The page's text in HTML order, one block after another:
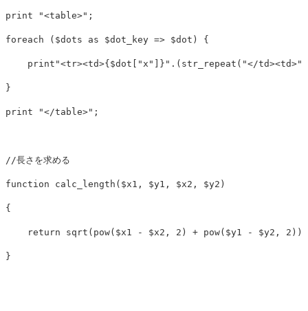
print "<table>" ;
foreach ( $dots as $dot_key => $dot ) {
print "<tr><td>{ $dot "x" } " . ( str_repeat ( "</td><td>"
}
print "</table>" ;
//長さを求める
function calc_length ( $x1 , $y1 , $x2 , $y2 )
{
return sqrt ( pow( $x1 - $x2 , 2 ) + pow( $y1 - $y2 , 2 ));
}